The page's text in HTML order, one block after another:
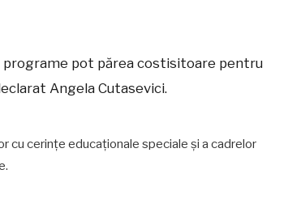
pot părea costisitoare pentru
Angela Cutasevici.
cu cerințe educaționale speciale și a cadrelor